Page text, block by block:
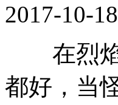
2017-10-
在烈焰
都好，当